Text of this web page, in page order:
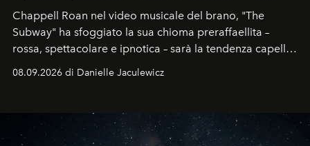
Chappell Roan nel video musicale del brano, "The
Subway" ha sfoggiato la sua chioma preraffaellita –
rossa, spettacolare e ipnotica – sarà la tendenza capelli
08.09.2026 di Danielle Jaculewicz